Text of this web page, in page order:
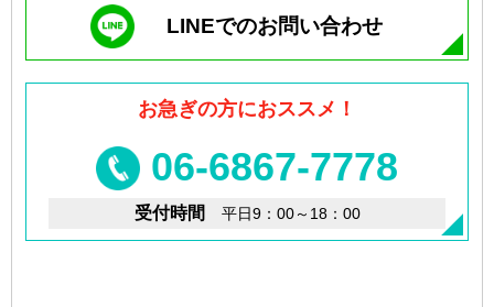
LINEでのお問い合わせ
お急ぎの方におススメ！
06-6867-7778
受付時間 平日9：00～18：00